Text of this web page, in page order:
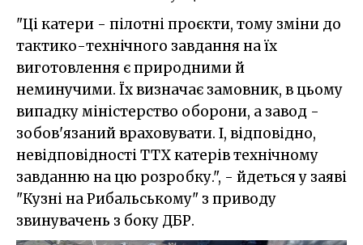
"Ці катери - пілотні проєкти, тому зміни до
тактико-технічного завдання на їх
виготовлення є природними й
неминучими. Їх визначає замовник, в цьому
випадку міністерство оборони, а завод -
зобов'язаний враховувати. І, відповідно,
невідповідності ТТХ катерів технічному
завданню на цю розробку.", - йдеться у заяві
"Кузні на Рибальському" з приводу
звинувачень з боку ДБР.